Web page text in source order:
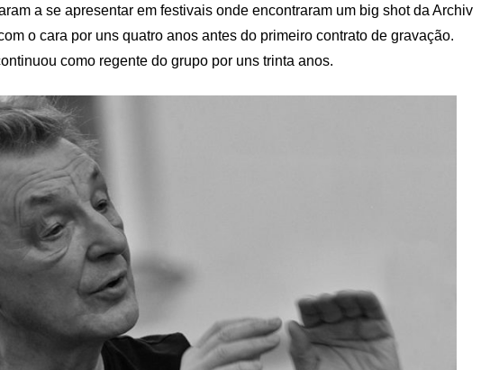
a se apresentar em festivais onde encontraram um big shot da Archiv
o cara por uns quatro anos antes do primeiro contrato de gravação.
como regente do grupo por uns trinta anos.